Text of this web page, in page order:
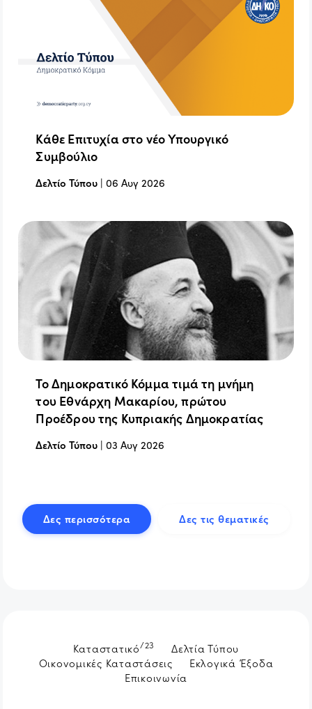
Κάθε Επιτυχία στο νέο Υπουργικό
Συμβούλιο
Δελτίο Τύπου |06 Αυγ 2026
Το Δημοκρατικό Κόμμα τιμά τη μνήμη
του Εθνάρχη Μακαρίου, πρώτου
Προέδρου της Κυπριακής Δημοκρατίας
Δελτίο Τύπου |03 Αυγ 2026
Δες περισσότερα Δες τις θεματικές
Καταστατικό/23
Δελτία Τύπου
Οικονομικές Καταστάσεις
Εκλογικά Έξοδα
Επικοινωνία